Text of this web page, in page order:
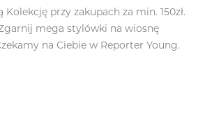
Kolekcję przy zakupach za min. 150zł.
mega stylówki na wiosnę
na Ciebie w Reporter Young.